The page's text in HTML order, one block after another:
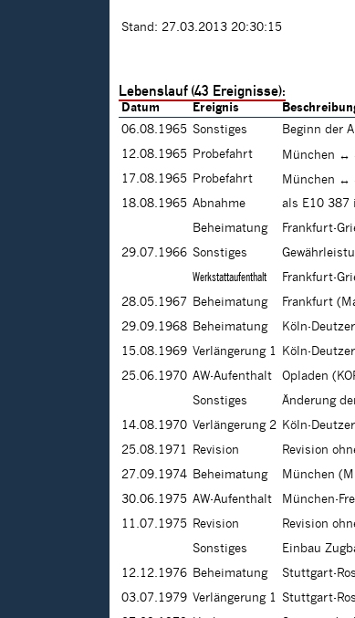
Stand: 27.03.2013 20:30:15
Lebenslauf (43 Ereignisse):
Datum Ereignis
06.08.1965 Sonstiges
Beginn der
12.08.1965 Probefahrt
München ↔
17.08.1965 Probefahrt
München ↔
18.08.1965 Abnahme
als E10 387
Beheimatung
Frankfurt-
29.07.1966 Sonstiges
Werkstattaufenthalt
Frankfurt-
28.05.1967
Beheimatung
Frankfurt
29.09.1968 Beheimatung
Köln-
15.08.1969 Verlängerung 1
Köln-
25.06.1970 AW-Aufenthalt
Opladen
Sonstiges
Änderung
14.08.1970 Verlängerung 2 Köln-
25.08.1971
Revision
Revision
27.09.1974 Beheimatung
München
30.06.1975 AW-Aufenthalt
München-
11.07.1975 Revision
Revision
Sonstiges
Einbau
12.12.1976 Beheimatung
Stuttgart-
03.07.1979 Verlängerung 1 Stuttgart-